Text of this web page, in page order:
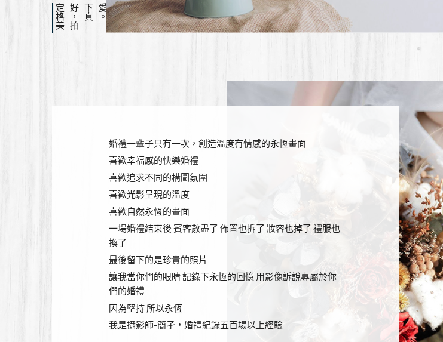
定
格
美
好
，
拍
下
真
愛 。
婚禮一輩子只有一次，創造溫度有情感的永恆畫面
喜歡幸福感的快樂婚禮
喜歡追求不同的構圖氛圍
喜歡光影呈現的溫度
喜歡自然永恆的畫面
一場婚禮結束後 賓客散盡了 佈置也拆了 妝容也掉了 禮服也
換了
最後留下的是珍貴的照片
讓我當你們的眼睛 記錄下永恆的回憶 用影像訴說專屬於你
們的婚禮
因為堅持 所以永恆
我是攝影師-簡孑，婚禮紀錄五百場以上經驗